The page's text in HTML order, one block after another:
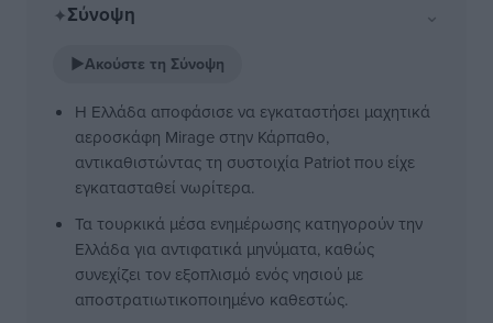
✦Σύνοψη ⌄
▶Ακούστε τη Σύνοψη
Η Ελλάδα αποφάσισε να εγκαταστήσει μαχητικά
αεροσκάφη Mirage στην Κάρπαθο,
αντικαθιστώντας τη συστοιχία Patriot που είχε
εγκατασταθεί νωρίτερα.
Τα τουρκικά μέσα ενημέρωσης κατηγορούν την
Ελλάδα για αντιφατικά μηνύματα, καθώς
συνεχίζει τον εξοπλισμό ενός νησιού με
αποστρατιωτικοποιημένο καθεστώς.